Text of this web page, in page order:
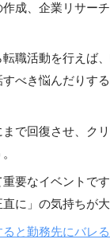
成、企業リサー
職活動を行えば
べき悩んだりす
まで回復させ、ク
要なイベントです
直に」の気持ちが大
と勤務先にバレ